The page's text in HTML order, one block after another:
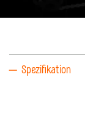
Spezifikation